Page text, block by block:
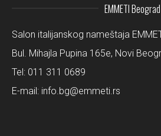
EMMETI Beograd
Salon italijanskog nameštaja
Bul. Mihajla Pupina 165e, Novi
Tel: 011 311 0689
E-mail: info.bg@emmeti.rs